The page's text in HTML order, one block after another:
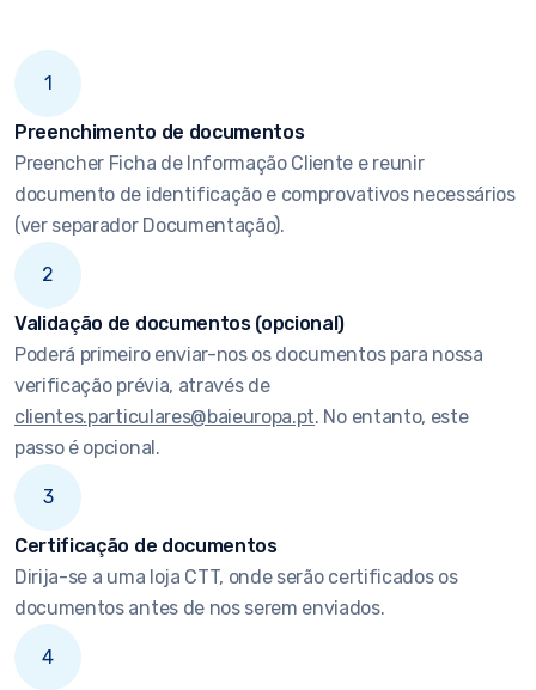
1
Preenchimento de documentos
Preencher Ficha de Informação Cliente e reunir
documento de identificação e comprovativos necessários
(ver separador Documentação).
2
Validação de documentos (opcional)
Poderá primeiro enviar-nos os documentos para nossa
verificação prévia, através de
clientes.particulares@baieuropa.pt. No entanto, este
passo é opcional.
3
Certificação de documentos
Dirija-se a uma loja CTT, onde serão certificados os
documentos antes de nos serem enviados.
4